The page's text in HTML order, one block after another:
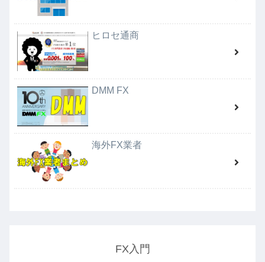
ヒロセ通商
DMM FX
海外FX業者
FX入門